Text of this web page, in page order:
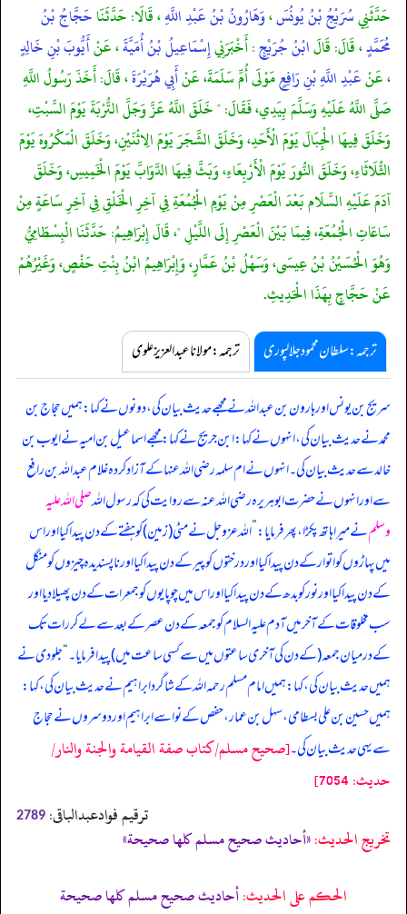
حَدَّثَنِيسُرَيْجُ بْنُ يُونُسَ،وَهَارُونُ بْنُ عَبْدِ اللَّهِ، قَالَا: حَدَّثَنَاحَجَّاجُ بْنُ
مُحَمَّدٍ، قَالَ: قَالَابْنُ جُرَيْجٍ: أَخْبَرَنِيإِسْمَاعِيلُ بْنُ أُمَيَّةَ، عَنْأَيُّوبَ بْنِ خَالِدٍ
، عَنْعَبْدِ اللَّهِ بْنِ رَافِعٍمَوْلَى أُمِّ سَلَمَةَ، عَنْأَبِي هُرَيْرَةَ، قَالَ: أَخَذَ رَسُولُ اللَّهِ
صَلَّى اللَّهُ عَلَيْهِ وَسَلَّمَ بِيَدِي، فَقَالَ: " خَلَقَ اللَّهُ عَزَّ وَجَلَّ التُّرْبَةَ يَوْمَ السَّبْتِ،
وَخَلَقَ فِيهَا الْجِبَالَ يَوْمَ الْأَحَدِ، وَخَلَقَ الشَّجَرَ يَوْمَ الِاثْنَيْنِ، وَخَلَقَ الْمَكْرُوهَ يَوْمَ
الثُّلَاثَاءِ، وَخَلَقَ النُّورَ يَوْمَ الْأَرْبِعَاءِ، وَبَثَّ فِيهَا الدَّوَابَّ يَوْمَ الْخَمِيسِ، وَخَلَقَ
آدَمَ عَلَيْهِ السَّلَام بَعْدَ الْعَصْرِ مِنْ يَوْمِ الْجُمُعَةِ فِي آخِرِ الْخَلْقِ فِي آخِرِ سَاعَةٍ مِنْ
سَاعَاتِ الْجُمُعَةِ، فِيمَا بَيْنَ الْعَصْرِ إِلَى اللَّيْلِ "، قَالَ إِبْرَاهِيمُ: حَدَّثَنَا الْبِسْطَامِيُّ
وَهُوَ الْحُسَيْنُ بْنُ عِيسَى، وَسَهْلُ بْنُ عَمَّارٍ، وَإِبْرَاهِيمُ ابْنُ بِنْتِ حَفْصٍ، وَغَيْرُهُمْ
عَنْ حَجَّاجٍ بِهَذَا الْحَدِيثِ.
ترجمہ:سلطان محمود جلالپوری ترجمہ:مولانا عبدالعزیز علوی
سریج بن یونس اور ہارون بن عبداللہ نے مجھے حدیث بیان کی، دونوں نے کہا: ہمیں حجاج بن
محمد نے حدیث بیان کی، انہوں نے کہا: ابن جریج نے کہا: مجھے اسماعیل بن امیہ نے ایوب بن
خالد سے حدیث بیان کی۔ انہوں نے ام سلمہ رضی اللہ عنہا کے آزاد کردہ غلام عبداللہ بن رافع
سے اور انہوں نے حضرت ابوہریرہ رضی اللہ عنہ سے روایت کی کہ رسول اللہصلی اللہ علیہ
وسلمنے میرا ہاتھ پکڑا، پھر فرمایا:”اللہ عزوجل نے مٹی (زمین) کو ہفتے کے دن پیدا کیا اور اس
میں پہاڑوں کو اتوار کے دن پیدا کیا اور درختوں کو پیر کے دن پیدا کیا اور ناپسندیدہ چیزوں کو منگل
کے دن پیدا کیا اور نور کو بدھ کے دن پیدا کیا اور اس میں چوپایوں کو جمعرات کے دن پھیلا دیا اور
سب مخلوقات کے آخر میں آدم علیہ السلام کو جمعہ کے دن عصر کے بعد سے لے کر رات تک
کے درمیان جمعہ (کے دن کی آخری ساعتوں میں سے کسی ساعت میں) پیدا فرمایا۔“جلودی نے
ہمیں حدیث بیان کی، کہا: ہمیں امام مسلم رحمہ اللہ کے شاگرد ابراہیم نے حدیث بیان کی، کہا:
ہمیں حسین بن علی بسطامی، سہل بن عمار، حفص کے نواسے ابراہیم اور دوسروں نے حجاج
سے یہی حدیث بیان کی۔[صحيح مسلم/كتاب صفة القيامة والجنة والنار/
حدیث: 7054]
ترقیم فوادعبدالباقی: 2789
تخریج الحدیث:«أحاديث صحيح مسلم كلها صحيحة»
الحكم على الحديث:أحاديث صحيح مسلم كلها صحيحة